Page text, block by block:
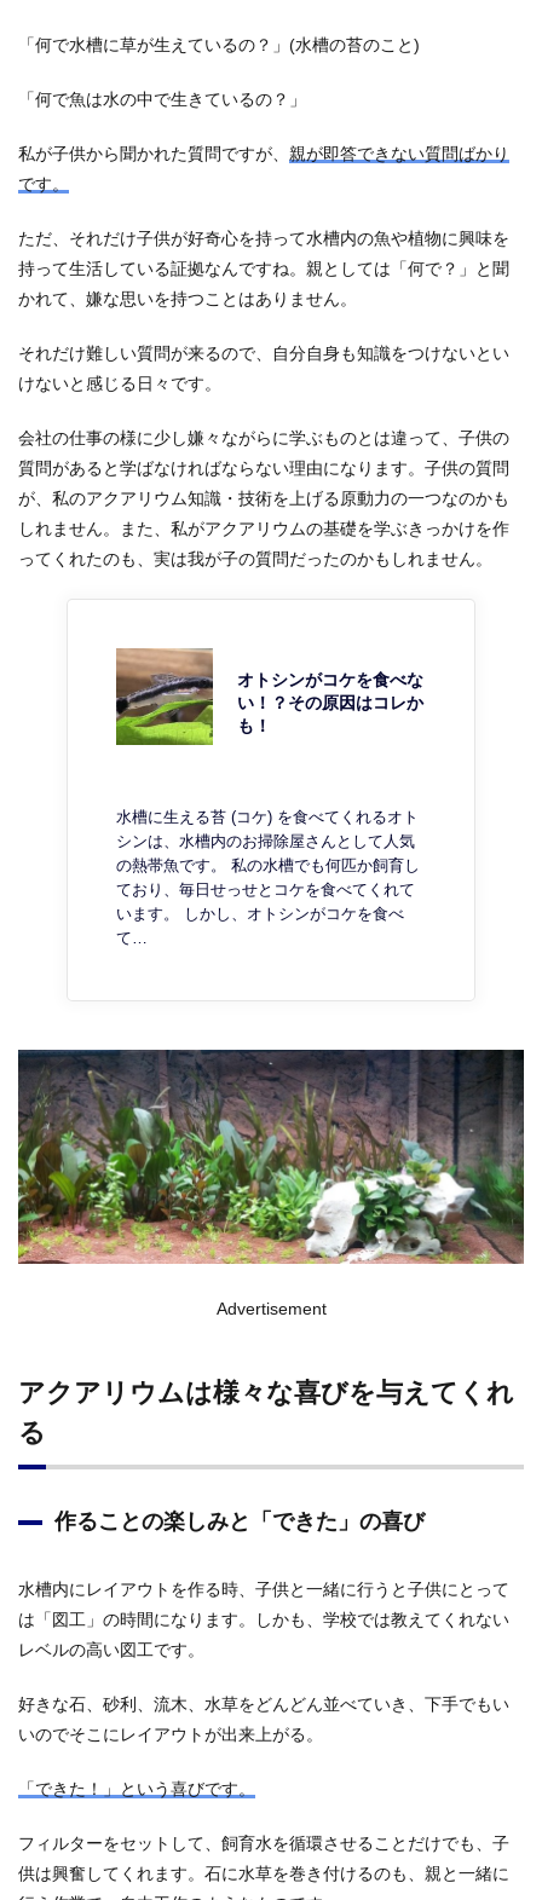
「何で水槽に草が生えているの？」(水槽の苔のこと)
「何で魚は水の中で生きているの？」
私が子供から聞かれた質問ですが、 親が即答できない質問ばかり
です。
ただ、それだけ子供が好奇心を持って水槽内の魚や植物に興味を
持って生活している証拠なんですね。親としては「何で？」と聞
かれて、嫌な思いを持つことはありません。
それだけ難しい質問が来るので、自分自身も知識をつけないとい
けないと感じる日々です。
会社の仕事の様に少し嫌々ながらに学ぶものとは違って、子供の
質問があると学ばなければならない理由になります。子供の質問
が、私のアクアリウム知識・技術を上げる原動力の一つなのかも
しれません。また、私がアクアリウムの基礎を学ぶきっかけを作
ってくれたのも、実は我が子の質問だったのかもしれません。
オトシンがコケを食べな
い！？その原因はコレか
も！
水槽に生える苔 (コケ) を食べてくれるオト
シンは、水槽内のお掃除屋さんとして人気
の熱帯魚です。 私の水槽でも何匹か飼育し
ており、毎日せっせとコケを食べてくれて
います。 しかし、オトシンがコケを食べ
て…
Advertisement
アクアリウムは様々な喜びを与えてくれ
る
作ることの楽しみと「できた」の喜び
水槽内にレイアウトを作る時、子供と一緒に行うと子供にとって
は「図工」の時間になります。しかも、学校では教えてくれない
レベルの高い図工です。
好きな石、砂利、流木、水草をどんどん並べていき、下手でもい
いのでそこにレイアウトが出来上がる。
「できた！」という喜びです。
フィルターをセットして、飼育水を循環させることだけでも、子
供は興奮してくれます。石に水草を巻き付けるのも、親と一緒に